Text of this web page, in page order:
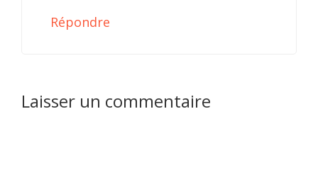
Répondre
Laisser un commentaire